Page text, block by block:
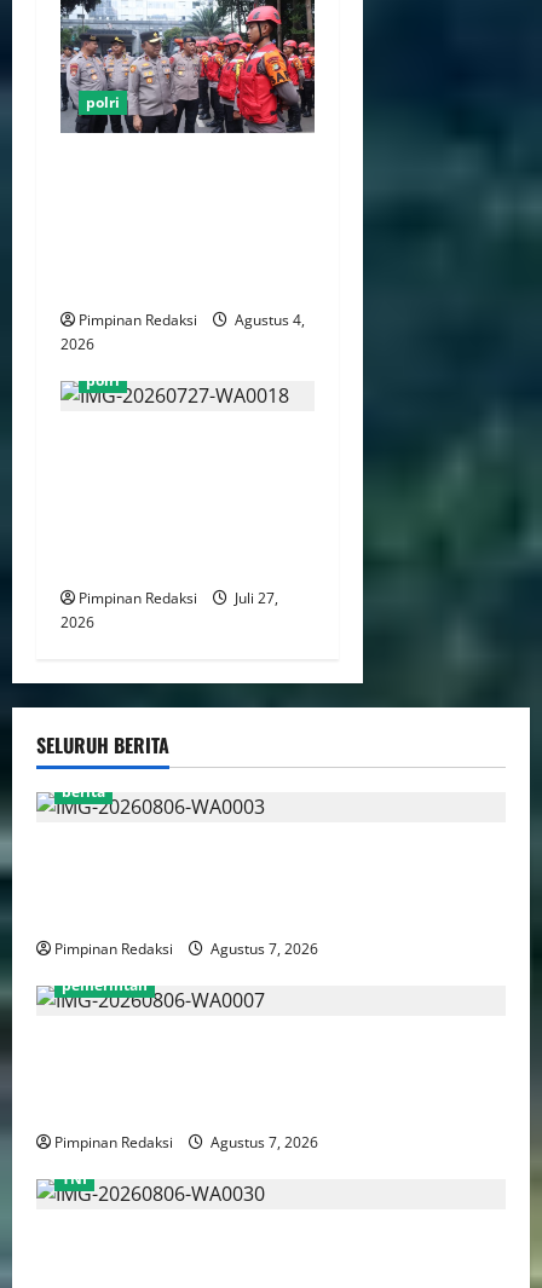
polri
Pimpinan Redaksi
Agustus 4,
2026
polri
Pimpinan Redaksi
Juli 27,
2026
SELURUH BERITA
berita
Pimpinan Redaksi
Agustus 7, 2026
pemerintah
Pimpinan Redaksi
Agustus 7, 2026
TNI